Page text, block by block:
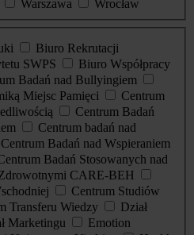
Warszawa
Wrocław
Biuro Rekrutacji
SWPS
Biuro Współpracy
Badań nad Bullyingiem
Miejsc Pamięci
Centrum
Centrum Badań
Centrum badań nad
Centrum Badań nad Wspieraniem
Badań Stosowanych nad
CARE-BEH
Centrum Studiów
Transferu Wiedzy
Dział
Marketingu
Emotion